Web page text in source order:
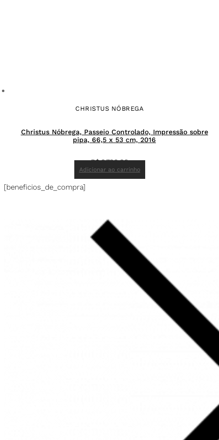
CHRISTUS NÓBREGA
Christus Nóbrega, Passeio Controlado, Impressão sobre
pipa, 66,5 x 53 cm, 2016
R$3.700,00
Adicionar ao carrinho
[beneficios_de_compra]